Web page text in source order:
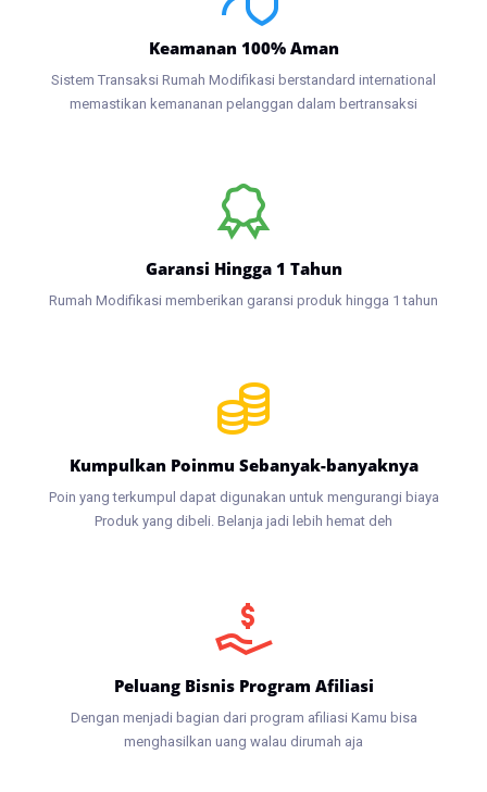
Keamanan 100% Aman
Sistem Transaksi Rumah Modifikasi berstandard international
memastikan kemananan pelanggan dalam bertransaksi
Garansi Hingga 1 Tahun
Rumah Modifikasi memberikan garansi produk hingga 1 tahun
Kumpulkan Poinmu Sebanyak-banyaknya
Poin yang terkumpul dapat digunakan untuk mengurangi biaya
Produk yang dibeli. Belanja jadi lebih hemat deh
Peluang Bisnis Program Afiliasi
Dengan menjadi bagian dari program afiliasi Kamu bisa
menghasilkan uang walau dirumah aja